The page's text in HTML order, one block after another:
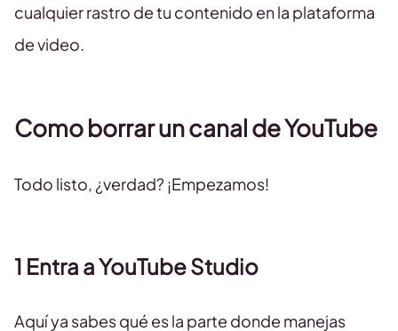
cualquier rastro de tu contenido en la plataforma
de video.
Como borrar un canal de YouTube
Todo listo, ¿verdad? ¡Empezamos!
1 Entra a YouTube Studio
Aquí ya sabes qué es la parte donde manejas